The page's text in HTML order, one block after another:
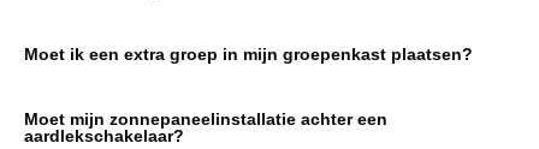
Moet ik een extra groep in mijn groepenkast plaatsen?
Moet mijn zonnepaneelinstallatie achter een
aardlekschakelaar?